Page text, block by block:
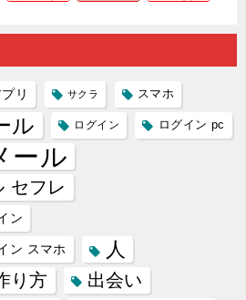
プリの内
る人に恋
雑で素人
リ サクラ スマホ
ル ログイン ログイン pc
ール
セフレ
ン
ン スマホ 人
り方 出会い